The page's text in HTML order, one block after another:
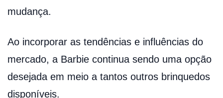
mudança.
Ao incorporar as tendências e influências do
mercado, a Barbie continua sendo uma opção
desejada em meio a tantos outros brinquedos
disponíveis.